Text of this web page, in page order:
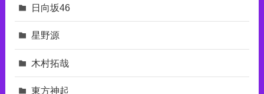
日向坂46
星野源
木村拓哉
東⽅神起